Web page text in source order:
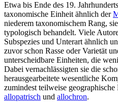
Etwa bis Ende des 19.
taxonomische Einheit ähnlich der
niederem taxonomischem Rang,
typologisch behandelt. Viele
Subspezies und Unterart ähnlich
zuvor schon Rasse oder Varietät
unterscheidbare Einheiten, die
Dabei vernachlässigten sie die
herausgearbeitete wesentliche
zumindest teilweise
allopatrisch und allochron.